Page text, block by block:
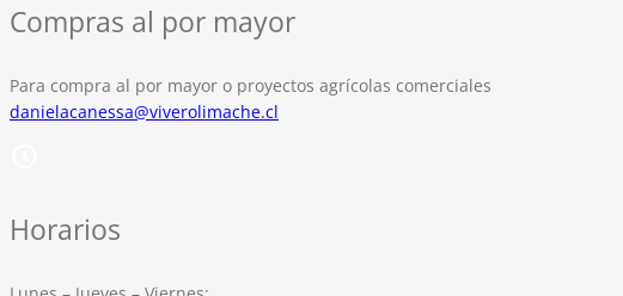
Compras al por mayor
Para compra al por mayor o proyectos agrícolas comerciales
danielacanessa@viverolimache.cl
Horarios